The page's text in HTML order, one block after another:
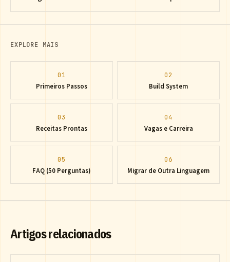
EXPLORE MAIS
01
Primeiros Passos
02
Build System
03
Receitas Prontas
04
Vagas e Carreira
05
FAQ (50 Perguntas)
06
Migrar de Outra Linguagem
Artigos relacionados